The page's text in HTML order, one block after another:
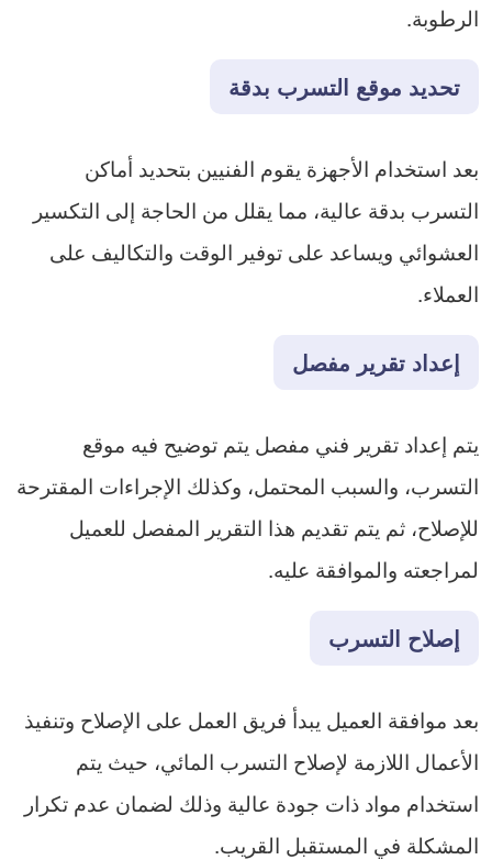
الرطوبة.
تحديد موقع التسرب بدقة
بعد استخدام الأجهزة يقوم الفنيين بتحديد أماكن
التسرب بدقة عالية، مما يقلل من الحاجة إلى التكسير
العشوائي ويساعد على توفير الوقت والتكاليف على
العملاء.
إعداد تقرير مفصل
يتم إعداد تقرير فني مفصل يتم توضيح فيه موقع
التسرب، والسبب المحتمل، وكذلك الإجراءات المقترحة
للإصلاح، ثم يتم تقديم هذا التقرير المفصل للعميل
لمراجعته والموافقة عليه.
إصلاح التسرب
بعد موافقة العميل يبدأ فريق العمل على الإصلاح وتنفيذ
الأعمال اللازمة لإصلاح التسرب المائي، حيث يتم
استخدام مواد ذات جودة عالية وذلك لضمان عدم تكرار
المشكلة في المستقبل القريب.